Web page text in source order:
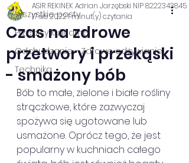
Wszystkie posty
Przepisy kulinarne
Odchudzanie - Zdrowe odżywianie
Technika
Czas na zdrowe
przetwory i przekąski
- smażony bób
ASIR REKINEK Adrian Jarzębski NIP 8222343845
17 sie 20221 minut(y) czytania
Bób to małe, zielone i białe rośliny
strączkowe, które zazwyczaj
spożywa się ugotowane lub
usmażone. Oprócz tego, że jest
popularny w kuchniach całego